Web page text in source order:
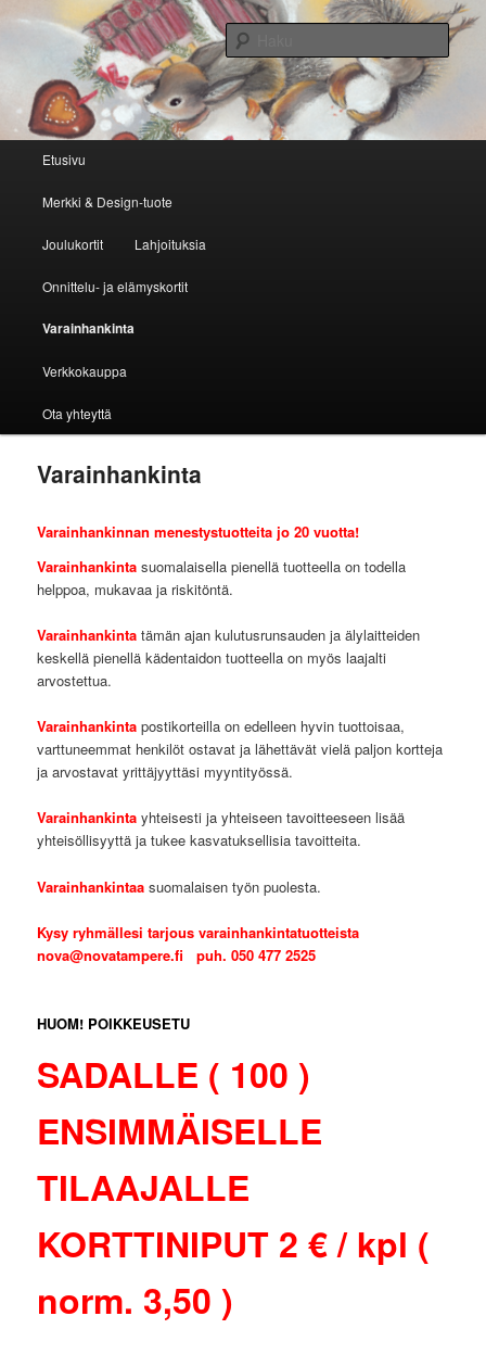
Nova Tampere
Tunnelmalliset ja laadukkaat postikortit
Haku
Siirry sisältöön
Siirry toissijaiseen sisältöön
Etusivu
Merkki & Design-tuote
Joulukortit Lahjoituksia
Onnittelu- ja elämyskortit
Varainhankinta
Verkkokauppa
Ota yhteyttä
Varainhankinta
Varainhankinnan menestystuotteita jo 20 vuotta!
Varainhankinta suomalaisella pienellä tuotteella on todella
helppoa, mukavaa ja riskitöntä.
Varainhankinta tämän ajan kulutusrunsauden ja älylaitteiden
keskellä pienellä kädentaidon tuotteella on myös laajalti
arvostettua.
Varainhankinta postikorteilla on edelleen hyvin tuottoisaa,
varttuneemmat henkilöt ostavat ja lähettävät vielä paljon kortteja
ja arvostavat yrittäjyyttäsi myyntityössä.
Varainhankintayhteisesti ja yhteiseen tavoitteeseen lisää
yhteisöllisyyttä ja tukee kasvatuksellisia tavoitteita.
Varainhankintaa suomalaisen työn puolesta.
Kysy ryhmällesi tarjous varainhankintatuotteista
nova@novatampere.fi puh. 050 477 2525
HUOM! POIKKEUSETU
SADALLE ( 100 )
ENSIMMÄISELLE
TILAAJALLE
KORTTINIPUT 2 € / kpl (
norm. 3,50 )